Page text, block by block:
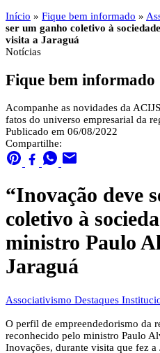
Início » Fique bem informado »
ser um ganho coletivo à
visita a Jaraguá
Notícias
Fique bem informado
Acompanhe as novidades da
fatos do universo empresarial da
Publicado em 06/08/2022
Compartilhe:
“Inovação deve
coletivo à
ministro Paulo
Jaraguá
Associativismo Destaques
O perfil de empreendedorismo da
reconhecido pelo ministro Paulo
Inovações, durante visita que fez a